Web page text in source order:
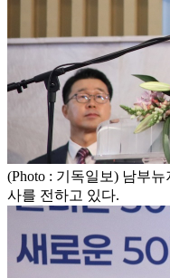
(Photo : 기독일보) 남부
사를 전하고 있다.